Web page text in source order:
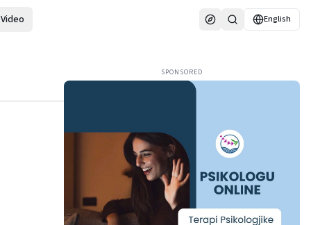
Video English
SPONSORED